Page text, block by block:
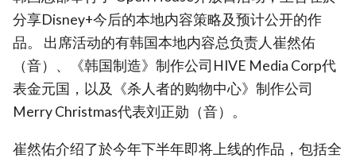
分享Disney+今后的本地内容策略及预计公开的作
品。 出席活动的有韩国本地内容总负责人崔然佑
（音）、《韩国制造》制作公司HIVE Media Corp代
表金元国，以及《杀人者的购物中心》制作公司
Merry Christmas代表刘正勋（音）。
崔然佑介绍了於今年下半年即将上线的作品，包括全